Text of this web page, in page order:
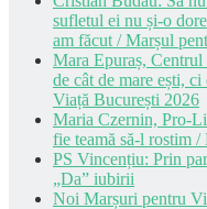
sufletul ei nu și-o
am făcut / Marșul
Mara Epuraș,
de cât de mare ești,
Viață București 2026
Maria Czernin, Pro-
fie teamă să-l rostim
PS Vincențiu: Prin
„Da” iubirii
Noi Marșuri pentru